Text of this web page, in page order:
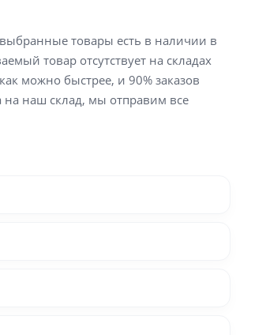
выбранные товары есть в наличии в
товар отсутствует на складах
можно быстрее, и 90% заказов
на наш склад, мы отправим все